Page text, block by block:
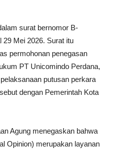
surat bernomor B-
29 Mei 2026. Surat itu
permohonan penegasan
PT Unicomindo Perdana,
putusan perkara
dengan Pemerintah Kota
Agung menegaskan bahwa
Opinion) merupakan layanan